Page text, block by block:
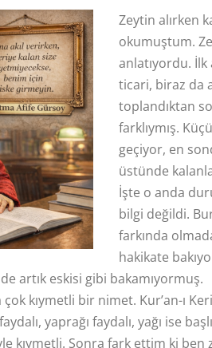
Zeytin alırken
okumuştum.
anlatıyordu.
ticari, biraz da
toplandıktan
farklıymış.
geçiyor, en
üstünde
İşte o anda
bilgi değildi.
farkında
hakikate
artık eskisi gibi bakamıyormuş.
çok kıymetli bir nimet. Kur’an-ı
yaprağı faydalı, yağı ise
kıymetli. Sonra fark ettim ki